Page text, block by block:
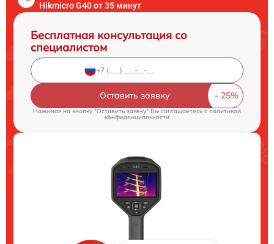
Hikmicro G40 от 35 минут
Бесплатная консультация со
специалистом
Оставить заявку
Нажимая на кнопку "Оставить заявку" Вы соглашаетесь cполитикой
конфиденциальности